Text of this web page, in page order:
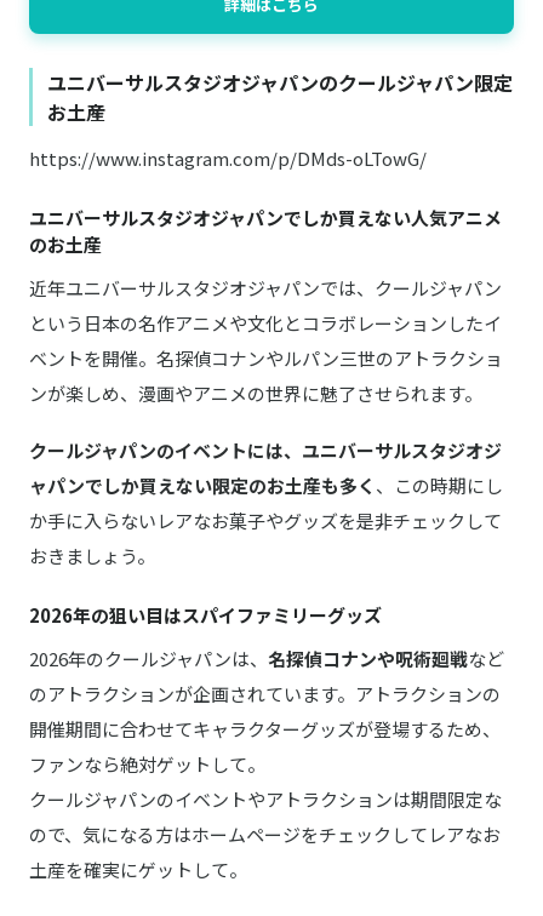
詳細はこちら
ユニバーサルスタジオジャパンのクールジャパン限定
お土産
https://www.instagram.com/p/DMds-oLTowG/
ユニバーサルスタジオジャパンでしか買えない人気アニメ
のお土産
近年ユニバーサルスタジオジャパンでは、クールジャパン
という日本の名作アニメや文化とコラボレーションしたイ
ベントを開催。名探偵コナンやルパン三世のアトラクショ
ンが楽しめ、漫画やアニメの世界に魅了させられます。
クールジャパンのイベントには、ユニバーサルスタジオジ
ャパンでしか買えない限定のお土産も多く 、この時期にし
か手に入らないレアなお菓子やグッズを是非チェックして
おきましょう。
2026年の狙い目はスパイファミリーグッズ
2026年のクールジャパンは、 名探偵コナンや呪術廻戦など
のアトラクションが企画されています。アトラクションの
開催期間に合わせてキャラクターグッズが登場するため、
ファンなら絶対ゲットして。
クールジャパンのイベントやアトラクションは期間限定な
ので、気になる方はホームページをチェックしてレアなお
土産を確実にゲットして。